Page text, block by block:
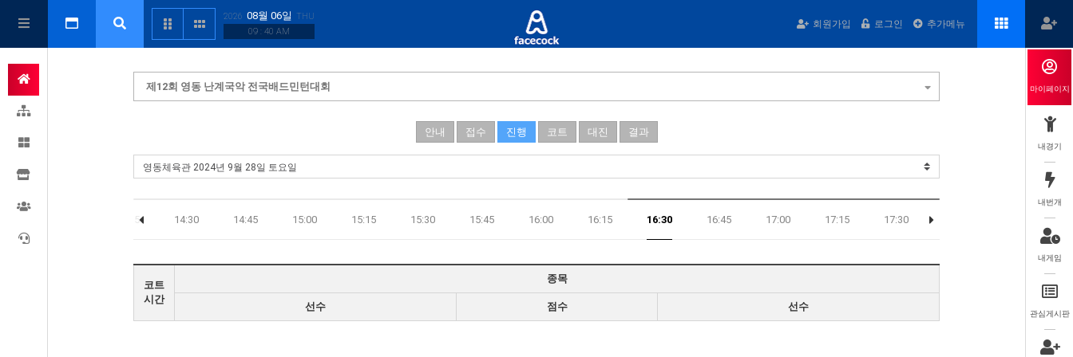
2026 08월 06일
THU
09 : 40 AM
회원가입 로그인 추가메뉴
제12회 영동 난계국악 전국배드민턴대회
안내 접수 진행 코트 대진 결과
14:15 14:30 14:45 15:00 15:15 15:30 15:45 16:00 16:15 16:30 16:45 17:00 17:15 17:30
코트
시간
종목
선수 점수 선수
마이페이지
내경기
내번개
내게임
관심게시판